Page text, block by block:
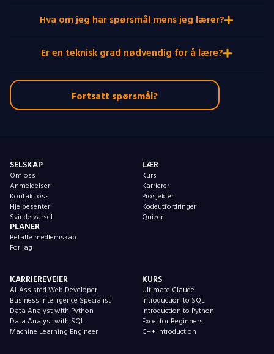
Hva om jeg har spørsmål mens jeg lærer?
Er en teknisk grad nødvendig for å lære?
Fortsatt spørsmål?
SELSKAP
Om oss
Anmeldelser
Kontakt oss
Hjelpesenter
Svindelvarsel
PLANER
Betalte medlemskap
For lag
LÆR
Kurs
Karrierer
Prosjekter
Kodeutfordringer
Quizer
KARRIEREVEIER
AI-Assisted Web Developer
Business Intelligence Specialist
Data Analyst with Python
Data Analyst with SQL
Machine Learning Engineer
KURS
Ultimate Claude
Introduction to SQL
Introduction to Python
Excel for Beginners
C++ Introduction